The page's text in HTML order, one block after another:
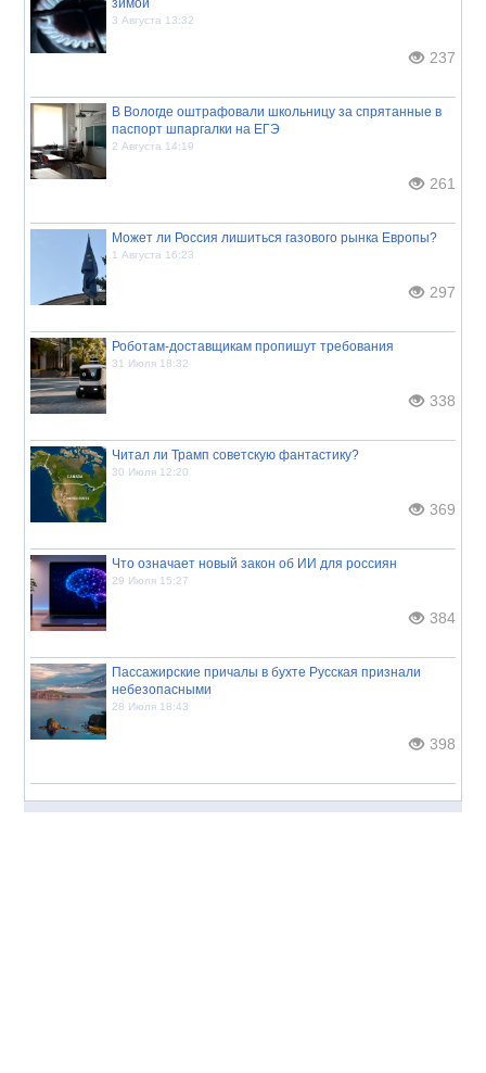
зимой
3 Августа 13:32
237
В Вологде оштрафовали школьницу за спрятанные в
паспорт шпаргалки на ЕГЭ
2 Августа 14:19
261
Может ли Россия лишиться газового рынка Европы?
1 Августа 16:23
297
Роботам-доставщикам пропишут требования
31 Июля 18:32
338
Читал ли Трамп советскую фантастику?
30 Июля 12:20
369
Что означает новый закон об ИИ для россиян
29 Июля 15:27
384
Пассажирские причалы в бухте Русская признали
небезопасными
28 Июля 18:43
398